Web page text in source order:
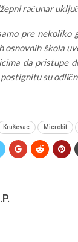
računar
pre nekoliko
osnovnih škola
da pristupe
su
Kruševac Microbit